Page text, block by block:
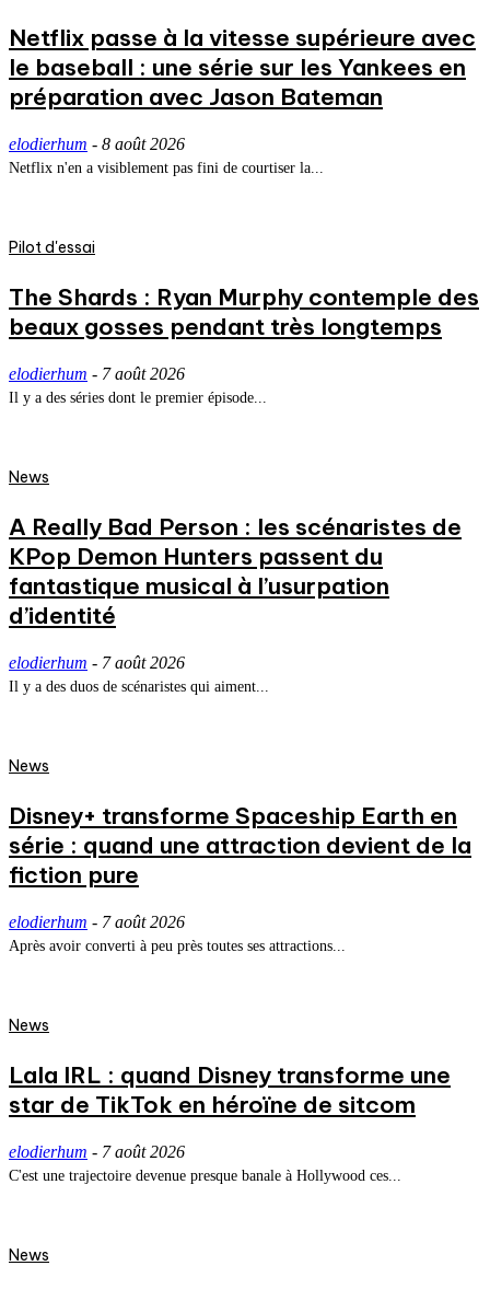
Netflix passe à la vitesse supérieure avec
le baseball : une série sur les Yankees en
préparation avec Jason Bateman
elodierhum - 8 août 2026
Netflix n'en a visiblement pas fini de courtiser la...
Pilot d'essai
The Shards : Ryan Murphy contemple des
beaux gosses pendant très longtemps
elodierhum - 7 août 2026
Il y a des séries dont le premier épisode...
News
A Really Bad Person : les scénaristes de
KPop Demon Hunters passent du
fantastique musical à l’usurpation
d’identité
elodierhum - 7 août 2026
Il y a des duos de scénaristes qui aiment...
News
Disney+ transforme Spaceship Earth en
série : quand une attraction devient de la
fiction pure
elodierhum - 7 août 2026
Après avoir converti à peu près toutes ses attractions...
News
Lala IRL : quand Disney transforme une
star de TikTok en héroïne de sitcom
elodierhum - 7 août 2026
C'est une trajectoire devenue presque banale à Hollywood ces...
News